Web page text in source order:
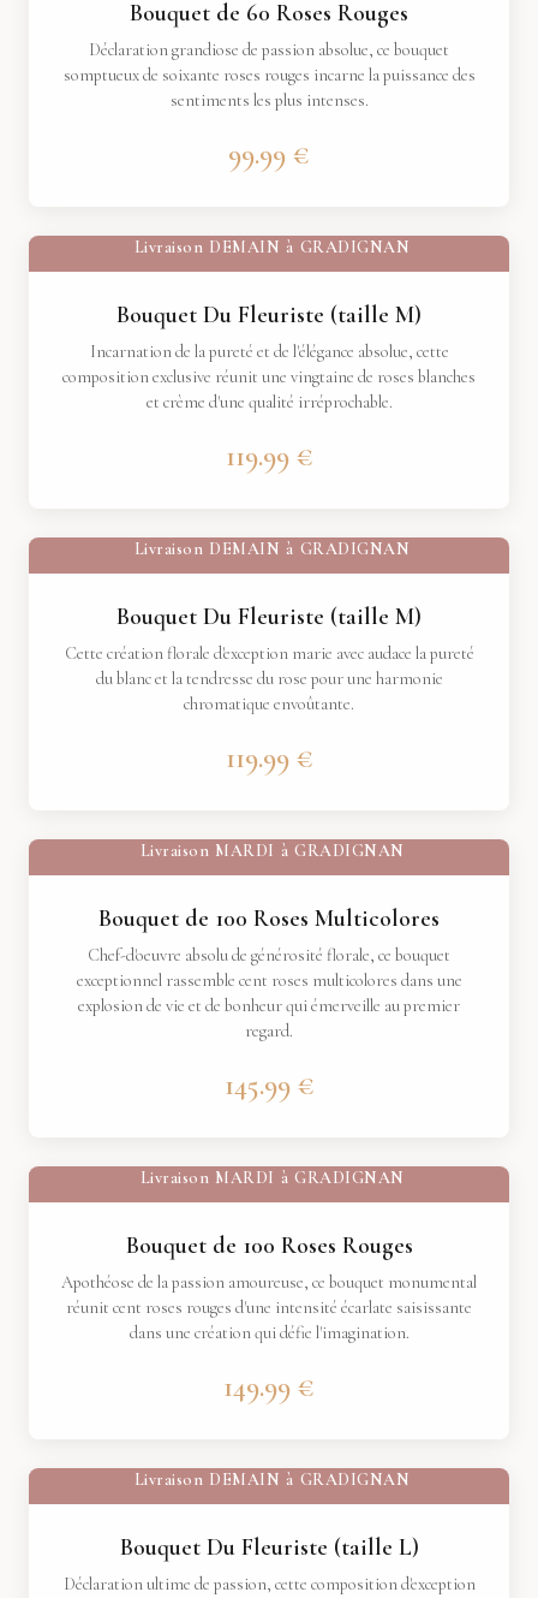
Bouquet de 60 Roses Rouges
Déclaration grandiose de passion absolue, ce bouquet
somptueux de soixante roses rouges incarne la puissance des
sentiments les plus intenses.
99.99 €
Livraison DEMAIN à GRADIGNAN
Bouquet Du Fleuriste (taille M)
Incarnation de la pureté et de l'élégance absolue, cette
composition exclusive réunit une vingtaine de roses blanches
et crème d'une qualité irréprochable.
119.99 €
Livraison DEMAIN à GRADIGNAN
Bouquet Du Fleuriste (taille M)
Cette création florale d'exception marie avec audace la pureté
du blanc et la tendresse du rose pour une harmonie
chromatique envoûtante.
119.99 €
Livraison MARDI à GRADIGNAN
Bouquet de 100 Roses Multicolores
Chef-d'oeuvre absolu de générosité florale, ce bouquet
exceptionnel rassemble cent roses multicolores dans une
explosion de vie et de bonheur qui émerveille au premier
regard.
145.99 €
Livraison MARDI à GRADIGNAN
Bouquet de 100 Roses Rouges
Apothéose de la passion amoureuse, ce bouquet monumental
réunit cent roses rouges d'une intensité écarlate saisissante
dans une création qui défie l'imagination.
149.99 €
Livraison DEMAIN à GRADIGNAN
Bouquet Du Fleuriste (taille L)
Déclaration ultime de passion, cette composition d'exception